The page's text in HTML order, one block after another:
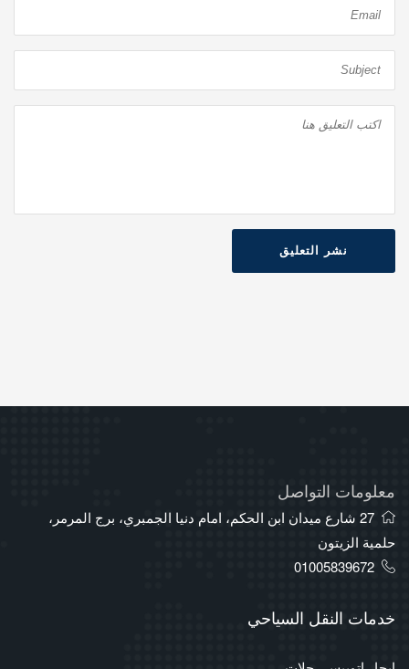
نشر التعليق
معلومات التواصل
27 شارع ميدان ابن الحكم، امام دنيا الجمبري، برج المرمر،
حلمية الزيتون
01005839672
خدمات النقل السياحي